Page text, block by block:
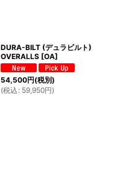
DURA-BILT (デュラビルト)
OVERALLS [OA]
54,500円(税別)
(税込 : 59,950円)